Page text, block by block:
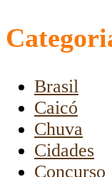
Brasil
Caicó
Chuva
Cidades
Concurso